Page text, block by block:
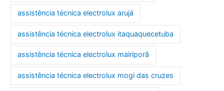
assistência técnica electrolux arujá
assistência técnica electrolux itaquaquecetuba
assistência técnica electrolux mairiporã
assistência técnica electrolux mogi das cruzes